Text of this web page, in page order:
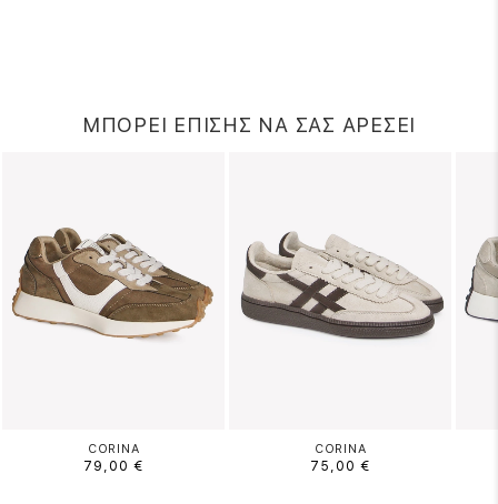
ΜΠΟΡΕΙ ΕΠΙΣΗΣ ΝΑ ΣΑΣ ΑΡΕΣΕΙ
CORINA
79,00 €
CORINA
75,00 €